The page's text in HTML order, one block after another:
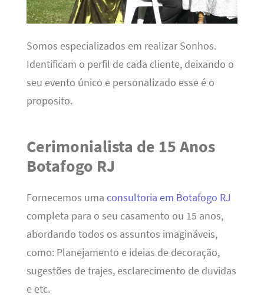
Somos especializados em realizar Sonhos.
Identificam o perfil de cada cliente, deixando o
seu evento único e personalizado esse é o
proposito.
Cerimonialista de 15 Anos
Botafogo RJ
Fornecemos uma consultoria em Botafogo RJ
completa para o seu casamento ou 15 anos,
abordando todos os assuntos imagináveis,
como: Planejamento e ideias de decoração,
sugestões de trajes, esclarecimento de duvidas
e etc.